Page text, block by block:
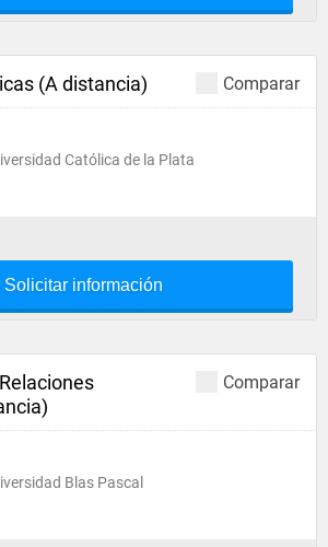
Comparar
(A distancia)
Católica de la Plata
Solicitar información
Comparar
Blas Pascal